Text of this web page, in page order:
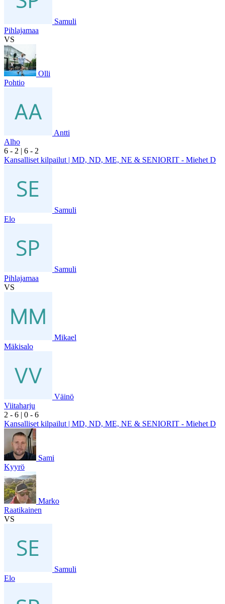
Samuli
Pihlajamaa
VS
Olli
Pohtio
Antti
Alho
6 - 2 | 6 - 2
Kansalliset kilpailut | MD, ND, ME, NE & SENIORIT - Miehet D
Samuli
Elo
Samuli
Pihlajamaa
VS
Mikael
Mäkisalo
Väinö
Viitaharju
2 - 6 | 0 - 6
Kansalliset kilpailut | MD, ND, ME, NE & SENIORIT - Miehet D
Sami
Kyyrö
Marko
Raatikainen
VS
Samuli
Elo